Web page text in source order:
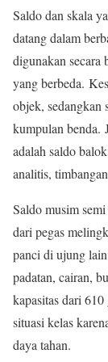
Saldo dan skala
datang dalam
digunakan secara
yang berbeda.
objek, sedangkan
kumpulan benda.
adalah saldo
analitis,
Saldo musim
dari pegas
panci di ujung
padatan, cairan,
kapasitas dari
situasi kelas
daya tahan.